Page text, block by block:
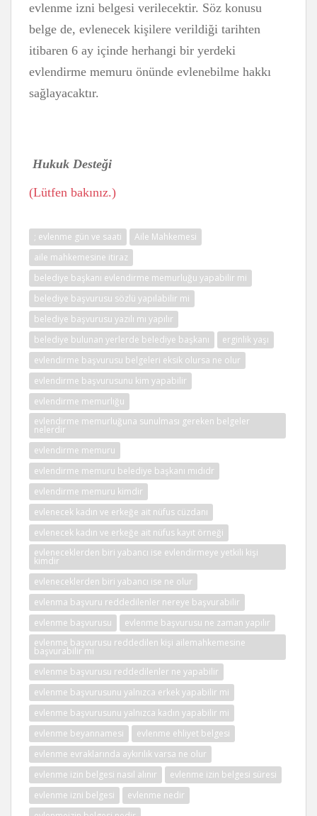
evlenme izni belgesi verilecektir. Söz konusu
belge de, evlenecek kişilere verildiği tarihten
itibaren 6 ay içinde herhangi bir yerdeki
evlendirme memuru önünde evlenebilme hakkı
sağlayacaktır.
Hukuk Desteği
(Lütfen bakınız.)
; evlenme gün ve saati
Aile Mahkemesi
aile mahkemesine itiraz
belediye başkanı evlendirme memurluğu yapabilir mi
belediye başvurusu sözlü yapılabilir mi
belediye başvurusu yazılı mı yapılır
belediye bulunan yerlerde belediye başkanı
erginlik yaşı
evlendirme başvurusu belgeleri eksik olursa ne olur
evlendirme başvurusunu kim yapabilir
evlendirme memurlığu
evlendirme memurluğuna sunulması gereken belgeler
nelerdir
evlendirme memuru
evlendirme memuru belediye başkanı mıdıdr
evlendirme memuru kimdir
evlenecek kadın ve erkeğe ait nüfus cüzdanı
evlenecek kadın ve erkeğe ait nüfus kayıt örneği
evleneceklerden biri yabancı ise evlendirmeye yetkili kişi
kimdir
evleneceklerden biri yabancı ise ne olur
evlenma başvuru reddedilenler nereye başvurabilir
evlenme başvurusu
evlenme başvurusu ne zaman yapılır
evlenme başvurusu reddedilen kişi ailemahkemesine
başvurabilir mi
evlenme başvurusu reddedilenler ne yapabilir
evlenme başvurusunu yalnızca erkek yapabilir mi
evlenme başvurusunu yalnızca kadın yapabilir mi
evlenme beyannamesi
evlenme ehliyet belgesi
evlenme evraklarında aykırılık varsa ne olur
evlenme izin belgesi nasıl alınır
evlenme izin belgesi süresi
evlenme izni belgesi
evlenme nedir